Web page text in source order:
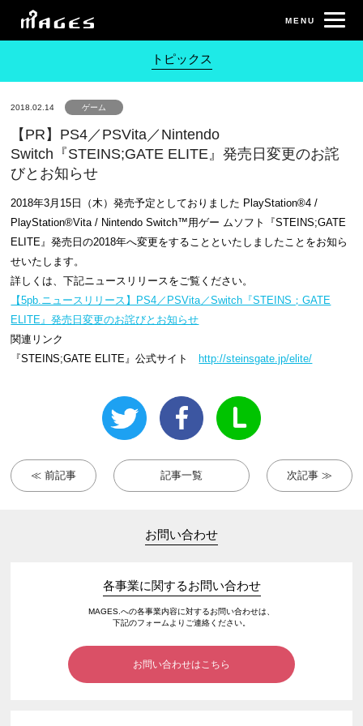
トピックス
2018.02.14 ゲーム
【PR】PS4／PSVita／Nintendo
Switch『STEINS;GATE ELITE』発売日変更のお詫
びとお知らせ
2018年3月15日（木）発売予定としておりました PlayStation®4 /
PlayStation®Vita / Nintendo Switch™用ゲー ムソフト『STEINS;GATE
ELITE』発売日の2018年へ変更をすることといたしましたことをお知ら
せいたします。
詳しくは、下記ニュースリリースをご覧ください。
【5pb.ニュースリリース】PS4／PSVita／Switch『STEINS；GATE
ELITE』発売日変更のお詫びとお知らせ
関連リンク
『STEINS;GATE ELITE』公式サイト
http://steinsgate.jp/elite/
≪ 前記事 記事一覧 次記事 ≫
お問い合わせ
各事業に関するお問い合わせ
MAGES.への各事業内容に対するお問い合わせは、
下記のフォームよりご連絡ください。
お問い合わせはこちら